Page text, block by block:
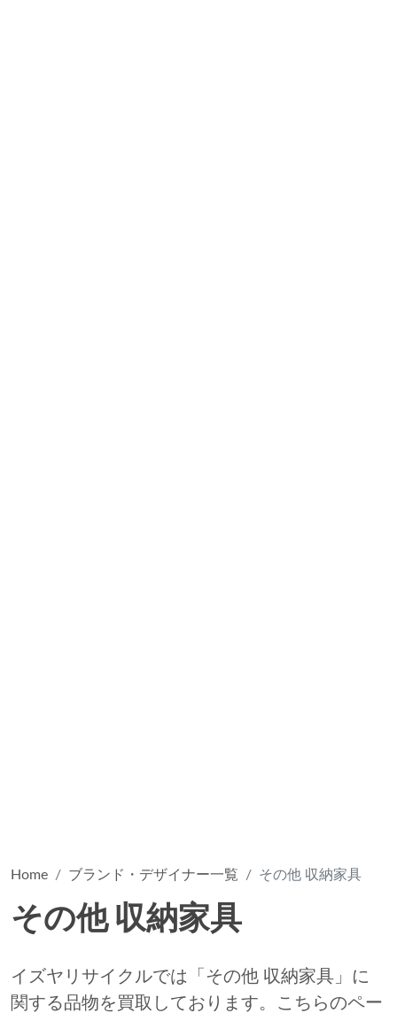
Home ブランド・デザイナー一覧 その他 収納家具
その他 収納家具
イズヤリサイクルでは「その他 収納家具」に
関する品物を買取しております。こちらのペー